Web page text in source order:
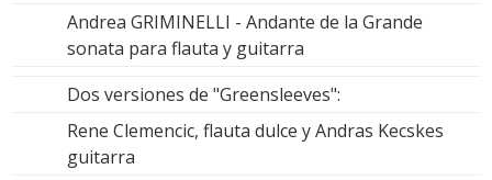
Andrea GRIMINELLI - Andante de la Grande
sonata para flauta y guitarra
Dos versiones de "Greensleeves":
Rene Clemencic, flauta dulce y Andras Kecskes
guitarra